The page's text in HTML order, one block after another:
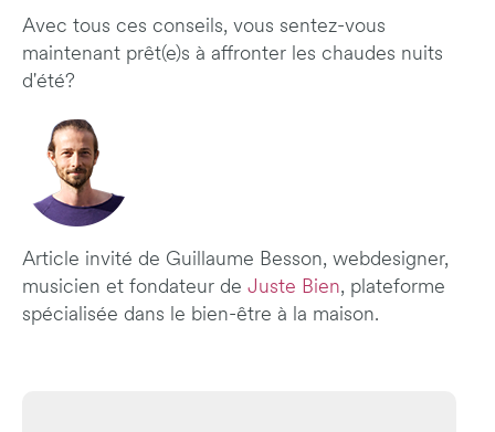
Avec tous ces conseils, vous sentez-vous
maintenant prêt(e)s à affronter les chaudes nuits
d'été?
Article invité de Guillaume Besson, webdesigner,
musicien et fondateur de Juste Bien, plateforme
spécialisée dans le bien-être à la maison.